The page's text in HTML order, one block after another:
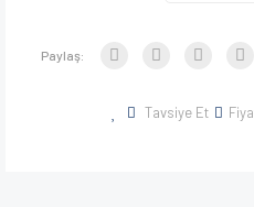
Paylaş:
Tavsiye Et